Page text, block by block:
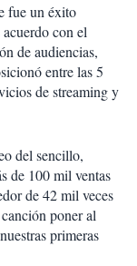
fue un éxito
con el
de audiencias,
entre las 5
de streaming y
del sencillo,
de 100 mil ventas
de 42 mil veces
poner al
primeras